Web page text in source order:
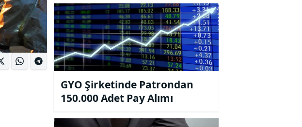
GYO Şirketinde Patrondan
150.000 Adet Pay Alımı